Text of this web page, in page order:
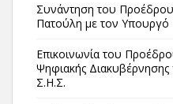
Συνάντηση του Προέδρου
Πατούλη με τον Υπουργό
Επικοινωνία του
Ψηφιακής
Σ.Η.Σ.